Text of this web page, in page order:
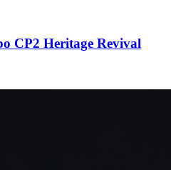
CP2 Heritage Revival